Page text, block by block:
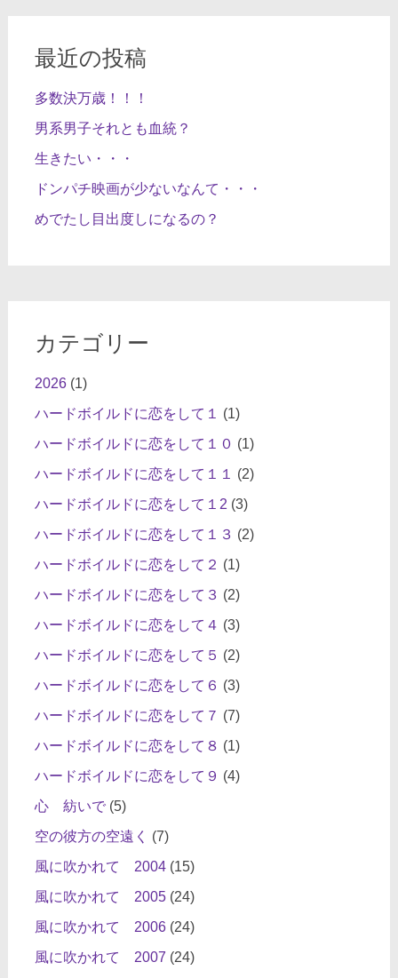
最近の投稿
多数決万歳！！！
男系男子それとも血統？
生きたい・・・
ドンパチ映画が少ないなんて・・・
めでたし目出度しになるの？
カテゴリー
2026(1)
ハードボイルドに恋をして１
(1)
ハードボイルドに恋をして１０ (1)
ハードボイルドに恋をして１１
(2)
ハードボイルドに恋をして１2 (3)
ハードボイルドに恋をして１３ (2)
ハードボイルドに恋をして２ (1)
ハードボイルドに恋をして３ (2)
ハードボイルドに恋をして４ (3)
ハードボイルドに恋をして５ (2)
ハードボイルドに恋をして６ (3)
ハードボイルドに恋をして７ (7)
ハードボイルドに恋をして８ (1)
ハードボイルドに恋をして９ (4)
心 紡いで(5)
空の彼方の空遠く
(7)
風に吹かれて 2004(15)
風に吹かれて 2005(24)
風に吹かれて 2006(24)
風に吹かれて 2007 (24)